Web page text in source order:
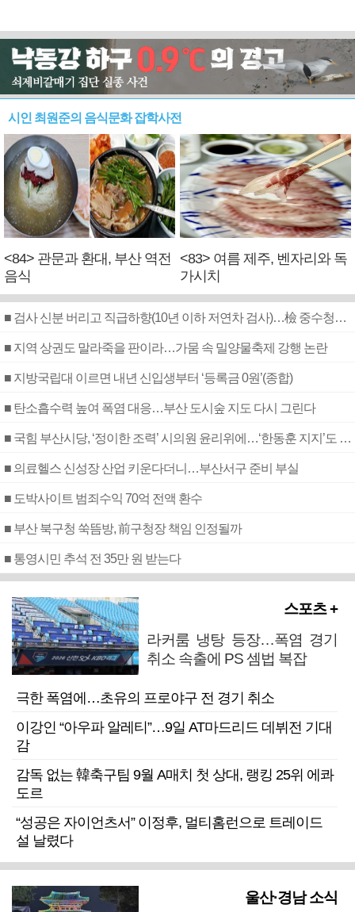
시인 최원준의 음식문화 잡학사전
<84> 관문과 환대, 부산 역전
음식
<83> 여름 제주, 벤자리와 독
가시치
■ 검사 신분 버리고 직급하향(10년 이하 저연차 검사)…檢 중수청행 기피
■ 지역 상권도 말라죽을 판이라…가뭄 속 밀양물축제 강행 논란
■ 지방국립대 이르면 내년 신입생부터 ‘등록금 0원’(종합)
■ 탄소흡수력 높여 폭염 대응…부산 도시숲 지도 다시 그린다
■ 국힘 부산시당, ‘정이한 조력’ 시의원 윤리위에…‘한동훈 지지’도 신고접수
■ 의료헬스 신성장 산업 키운다더니…부산서구 준비 부실
■ 도박사이트 범죄수익 70억 전액 환수
■ 부산 북구청 쑥뜸방, 前구청장 책임 인정될까
■ 통영시민 추석 전 35만 원 받는다
스포츠 +
라커룸 냉탕 등장…폭염 경기
취소 속출에 PS 셈법 복잡
극한 폭염에…초유의 프로야구 전 경기 취소
이강인 “아우파 알레티”…9일 AT마드리드 데뷔전 기대
감
감독 없는 韓축구팀 9월 A매치 첫 상대, 랭킹 25위 에콰
도르
“성공은 자이언츠서” 이정후, 멀티홈런으로 트레이드
설 날렸다
울산·경남 소식